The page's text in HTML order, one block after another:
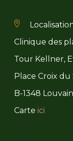
Clinique des
Tour Kellner,
Place Croix du
B-1348
Carte ici